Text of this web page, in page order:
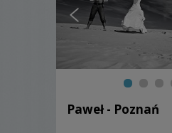
Paweł - Poznań